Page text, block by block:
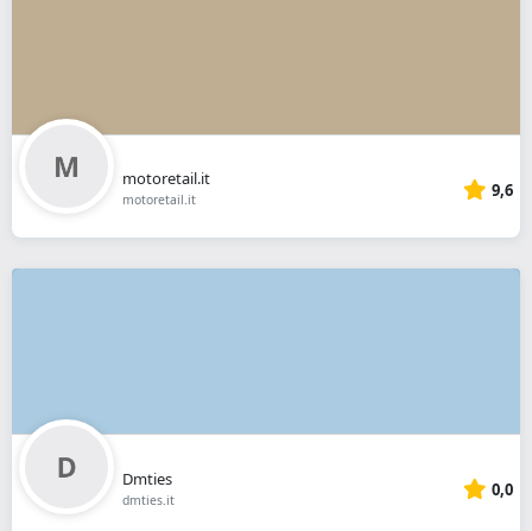
motoretail.it
motoretail.it 9,6
Dmties
dmties.it 0,0